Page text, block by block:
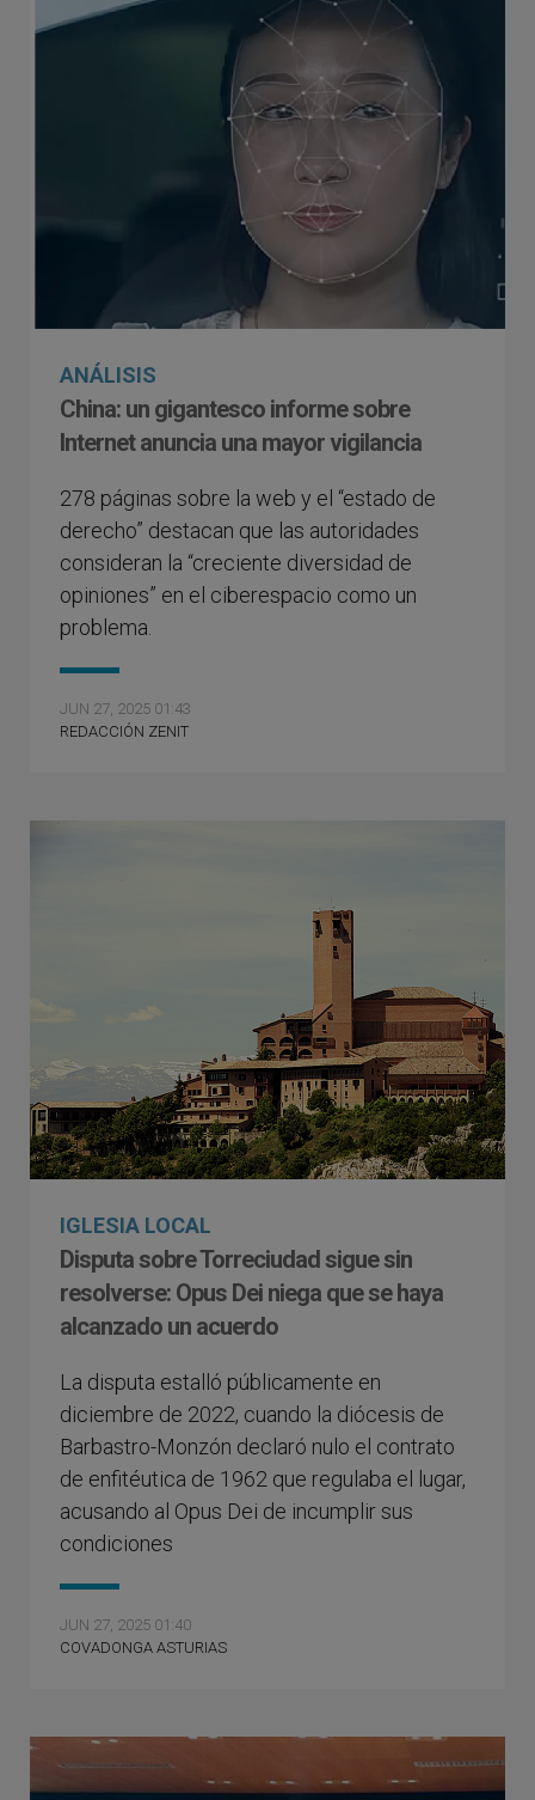
ANÁLISIS
China: un gigantesco informe sobre
Internet anuncia una mayor vigilancia
278 páginas sobre la web y el “estado de
derecho” destacan que las autoridades
consideran la “creciente diversidad de
opiniones” en el ciberespacio como un
problema.
JUN 27, 2025 01:43
REDACCIÓN ZENIT
IGLESIA LOCAL
Disputa sobre Torreciudad sigue sin
resolverse: Opus Dei niega que se haya
alcanzado un acuerdo
La disputa estalló públicamente en
diciembre de 2022, cuando la diócesis de
Barbastro-Monzón declaró nulo el contrato
de enfitéutica de 1962 que regulaba el lugar,
acusando al Opus Dei de incumplir sus
condiciones
JUN 27, 2025 01:40
COVADONGA ASTURIAS